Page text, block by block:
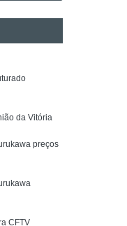
Solar
da Vitória
preços
CFTV